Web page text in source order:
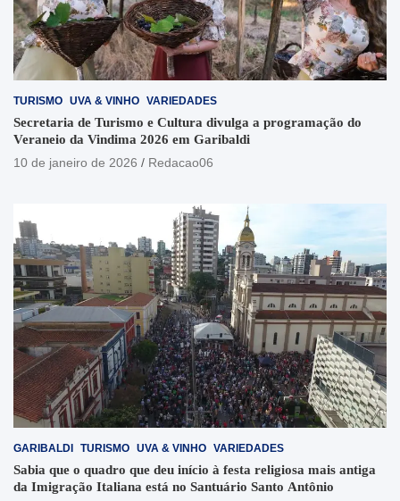
TURISMO UVA & VINHO VARIEDADES
Secretaria de Turismo e Cultura divulga a programação do
Veraneio da Vindima 2026 em Garibaldi
10 de janeiro de 2026
Redacao06
GARIBALDI TURISMO UVA & VINHO VARIEDADES
Sabia que o quadro que deu início à festa religiosa mais antiga
da Imigração Italiana está no Santuário Santo Antônio